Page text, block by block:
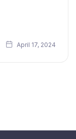
April 17, 2024